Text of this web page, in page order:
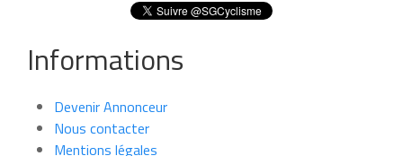
Informations
Devenir Annonceur
Nous contacter
Mentions légales